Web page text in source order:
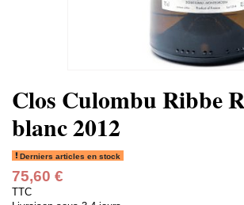
Clos Culombu Ribbe
blanc 2012
Derniers articles en stock
75,60 €
TTC